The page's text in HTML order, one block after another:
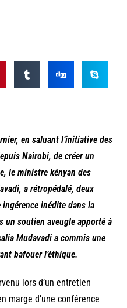
en saluant l’initiative des
Nairobi, de créer un
le ministre kényan des
a rétropédalé, deux
ingérence inédite dans la
un soutien aveugle apporté à
Mudavadi a commis une
bafouer l’éthique.
lors d’un entretien
marge d’une conférence